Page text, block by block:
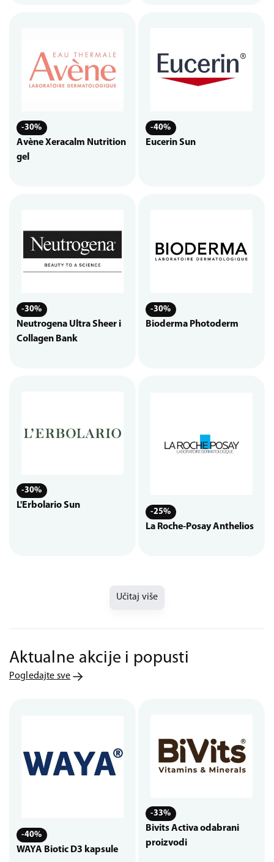
-30%
Avène Xeracalm Nutrition
gel
-40%
Eucerin Sun
-30%
Neutrogena Ultra Sheer i
Collagen Bank
-30%
Bioderma Photoderm
-30%
L'Erbolario Sun
-25%
La Roche-Posay Anthelios
Učitaj više
Aktualne akcije i popusti
Pogledajte sve
-40%
WAYA Biotic D3 kapsule
-33%
Bivits Activa odabrani
proizvodi